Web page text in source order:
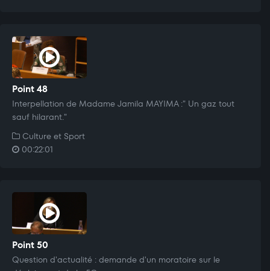
Point 48
Interpellation de Madame Jamila MAYIMA :" Un gaz tout
sauf hilarant."
Culture et Sport
00:22:01
Point 50
Question d'actualité : demande d'un moratoire sur le